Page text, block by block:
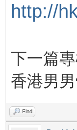
http://
下一篇專
香港男
Find